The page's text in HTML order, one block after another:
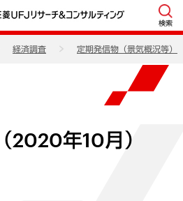
検索
経済調査 定期発信物（景気概況等）
2020年10月）